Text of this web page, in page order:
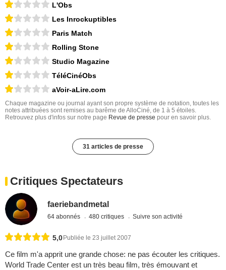
L'Obs
Les Inrockuptibles
Paris Match
Rolling Stone
Studio Magazine
TéléCinéObs
aVoir-aLire.com
Chaque magazine ou journal ayant son propre système de notation, toutes les
notes attribuées sont remises au barême de AlloCiné, de 1 à 5 étoiles.
Retrouvez plus d'infos sur notre page Revue de presse pour en savoir plus.
31 articles de presse
Critiques Spectateurs
faeriebandmetal
64 abonnés 480 critiques Suivre son activité
5,0 Publiée le 23 juillet 2007
Ce film m'a apprit une grande chose: ne pas écouter les critiques.
World Trade Center est un très beau film, très émouvant et